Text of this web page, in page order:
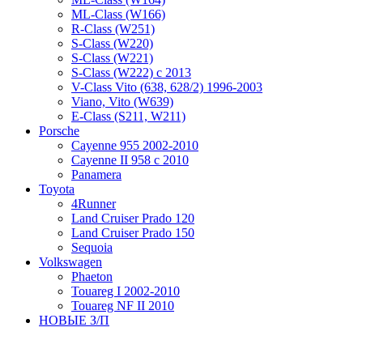
ML-Class (W166)
R-Class (W251)
S-Class (W220)
S-Class (W221)
S-Class (W222) с 2013
V-Class Vito (638, 628/2) 1996-2003
Viano, Vito (W639)
Е-Class (S211, W211)
Porsche
Cayenne 955 2002-2010
Cayenne II 958 с 2010
Panamera
Toyota
4Runner
Land Cruiser Prado 120
Land Cruiser Prado 150
Sequoia
Volkswagen
Phaeton
Touareg I 2002-2010
Touareg NF II 2010
НОВЫЕ З/П